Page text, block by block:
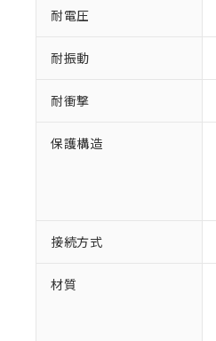
耐電圧
耐振動
耐衝撃
保護構造
接続方式
材質